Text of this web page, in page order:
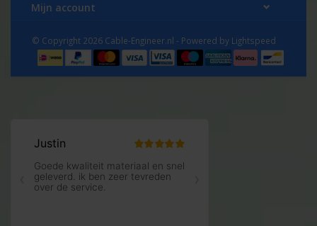
Mijn account
© Copyright 2026 Cable-Engineer.nl - Powered by Lightspeed